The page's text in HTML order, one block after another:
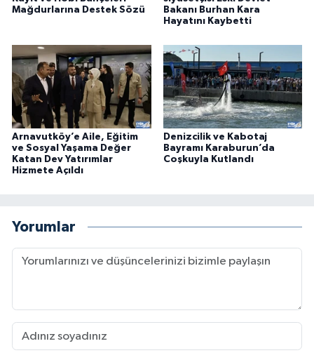
Mağdurlarına Destek Sözü
Bakanı Burhan Kara
Hayatını Kaybetti
Arnavutköy’e Aile, Eğitim
ve Sosyal Yaşama Değer
Katan Dev Yatırımlar
Hizmete Açıldı
Denizcilik ve Kabotaj
Bayramı Karaburun’da
Coşkuyla Kutlandı
Yorumlar